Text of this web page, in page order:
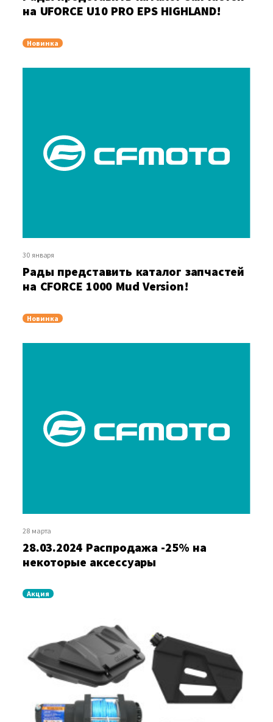
на UFORCE U10 PRO EPS HIGHLAND!
Новинка
30 января
Рады представить каталог запчастей
на CFORCE 1000 Mud Version!
Новинка
28 марта
28.03.2024 Распродажа -25% на
некоторые аксессуары
Акция